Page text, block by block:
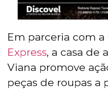
Em parceria com a
Express, a casa de
Viana promove
peças de roupas a